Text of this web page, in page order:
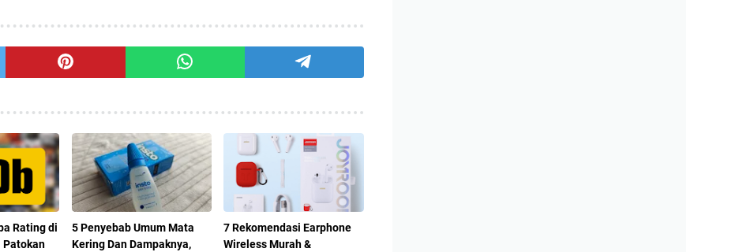
Rating di
Patokan
5 Penyebab Umum Mata
Kering Dan Dampaknya,
7 Rekomendasi Earphone
Wireless Murah &